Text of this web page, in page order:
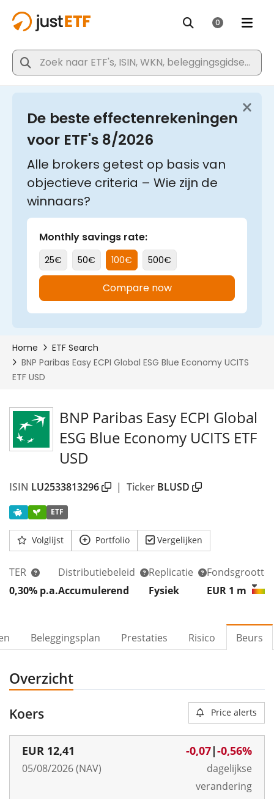
BNP Paribas Easy ECPI Global
ESG Blue Economy UCITS ETF
USD
ISIN LU2533813296 | Ticker BLUSD
ETF
Volglijst Portfolio Vergelijken
TER
0,30% p.a.
Distributiebeleid
Accumulerend
Replicatie
Fysiek
Fondsgrootte
EUR 1 m
Beleggingsplan Prestaties Risico Beurs
Overzicht
Koers Price alerts
EUR 12,41
05/08/2026 (NAV)
-0,07|-0,56%
dagelijkse
verandering